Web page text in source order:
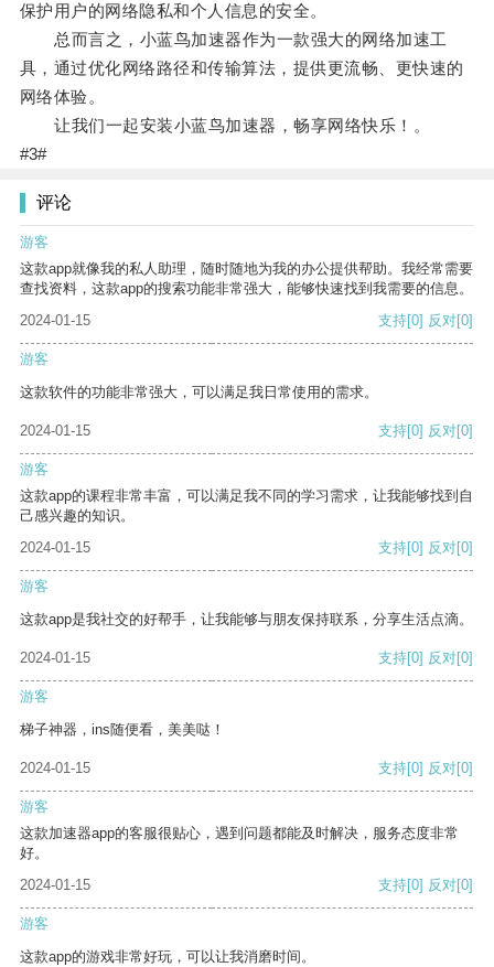
保护用户的网络隐私和个人信息的安全。
总而言之，小蓝鸟加速器作为一款强大的网络加速工
具，通过优化网络路径和传输算法，提供更流畅、更快速的
网络体验。
让我们一起安装小蓝鸟加速器，畅享网络快乐！。
#3#
评论
游客
这款app就像我的私人助理，随时随地为我的办公提供帮助。我经常需要
查找资料，这款app的搜索功能非常强大，能够快速找到我需要的信息。
2024-01-15
支持[0] 反对[0]
游客
这款软件的功能非常强大，可以满足我日常使用的需求。
2024-01-15 支持[0] 反对[0]
游客
这款app的课程非常丰富，可以满足我不同的学习需求，让我能够找到自
己感兴趣的知识。
2024-01-15
支持[0] 反对[0]
游客
这款app是我社交的好帮手，让我能够与朋友保持联系，分享生活点滴。
2024-01-15 支持[0] 反对[0]
游客
梯子神器，ins随便看，美美哒！
2024-01-15 支持[0] 反对[0]
游客
这款加速器app的客服很贴心，遇到问题都能及时解决，服务态度非常
好。
2024-01-15
支持[0] 反对[0]
游客
这款app的游戏非常好玩，可以让我消磨时间。